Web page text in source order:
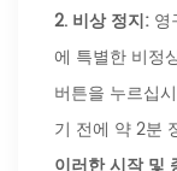
2. 비상 정지: 영
에 특별한 비정
버튼을 누르십
기 전에 약 2분